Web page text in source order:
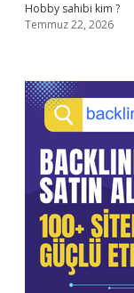
Hobby sahibi kim ?
Temmuz 22, 2026